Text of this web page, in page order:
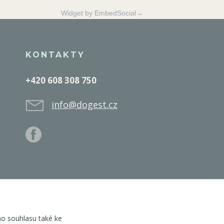
Widget by EmbedSocial→
KONTAKTY
+420 608 308 750
info@dogest.cz
souhlasu také ke